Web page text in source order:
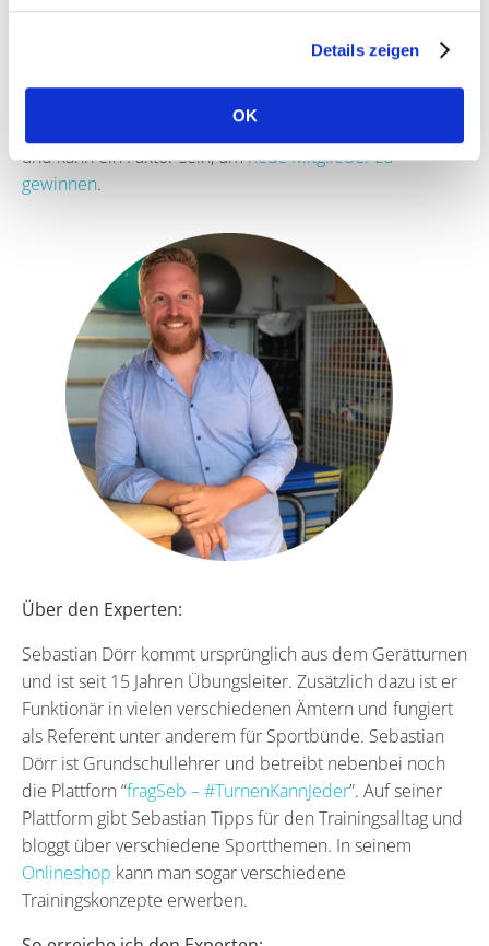
Details zeigen
OK
Fall hat er haltnoch zwei Werkzeuge mehr dabei, die
ihm und seinen Aktiven das Training erleichtern. Die
wie du weißt: Qualitativ gutes Training spricht sich herum
und kann ein Faktor sein, umneue Mitglieder zu
gewinnen.
Über den Experten:
Sebastian Dörr kommt ursprünglich aus dem Gerätturnen
und ist seit 15 Jahren Übungsleiter. Zusätzlich dazu ist er
Funktionär in vielen verschiedenen Ämtern und fungiert
als Referent unter anderem für Sportbünde. Sebastian
Dörr ist Grundschullehrer und betreibt nebenbei noch
die Plattforn “fragSeb – #TurnenKannJeder”. Auf seiner
Plattform gibt Sebastian Tipps für den Trainingsalltag und
bloggt über verschiedene Sportthemen. In seinem
Onlineshop kann man sogar verschiedene
Trainingskonzepte erwerben.